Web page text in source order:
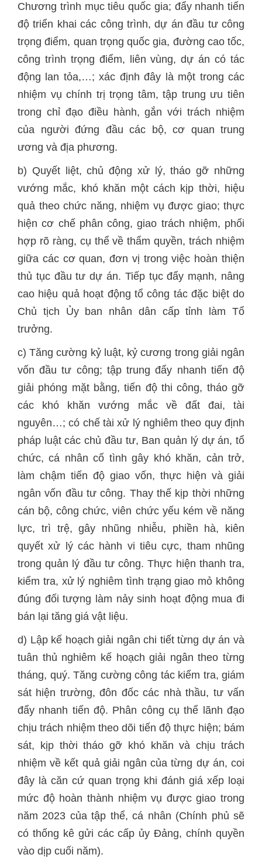
Chương trình mục tiêu quốc gia; đẩy nhanh tiến
độ triển khai các công trình, dự án đầu tư công
trọng điểm, quan trọng quốc gia, đường cao tốc,
công trình trọng điểm, liên vùng, dự án có tác
động lan tỏa,…; xác định đây là một trong các
nhiệm vụ chính trị trọng tâm, tập trung ưu tiên
trong chỉ đạo điều hành, gắn với trách nhiệm
của người đứng đầu các bộ, cơ quan trung
ương và địa phương.
b) Quyết liệt, chủ động xử lý, tháo gỡ những
vướng mắc, khó khăn một cách kịp thời, hiệu
quả theo chức năng, nhiệm vụ được giao; thực
hiện cơ chế phân công, giao trách nhiệm, phối
hợp rõ ràng, cụ thể về thẩm quyền, trách nhiệm
giữa các cơ quan, đơn vị trong việc hoàn thiện
thủ tục đầu tư dự án. Tiếp tục đẩy mạnh, nâng
cao hiệu quả hoạt động tổ công tác đặc biệt do
Chủ tịch Ủy ban nhân dân cấp tỉnh làm Tổ
trưởng.
c) Tăng cường kỷ luật, kỷ cương trong giải ngân
vốn đầu tư công; tập trung đẩy nhanh tiến độ
giải phóng mặt bằng, tiến độ thi công, tháo gỡ
các khó khăn vướng mắc về đất đai, tài
nguyên…; có chế tài xử lý nghiêm theo quy định
pháp luật các chủ đầu tư, Ban quản lý dự án, tổ
chức, cá nhân cố tình gây khó khăn, cản trở,
làm chậm tiến độ giao vốn, thực hiện và giải
ngân vốn đầu tư công. Thay thế kịp thời những
cán bộ, công chức, viên chức yếu kém về năng
lực, trì trệ, gây nhũng nhiễu, phiền hà, kiên
quyết xử lý các hành vi tiêu cực, tham nhũng
trong quản lý đầu tư công. Thực hiện thanh tra,
kiểm tra, xử lý nghiêm tình trạng giao mỏ không
đúng đối tượng làm nảy sinh hoạt động mua đi
bán lại tăng giá vật liệu.
d) Lập kế hoạch giải ngân chi tiết từng dự án và
tuân thủ nghiêm kế hoạch giải ngân theo từng
tháng, quý. Tăng cường công tác kiểm tra, giám
sát hiện trường, đôn đốc các nhà thầu, tư vấn
đẩy nhanh tiến độ. Phân công cụ thể lãnh đạo
chịu trách nhiệm theo dõi tiến độ thực hiện; bám
sát, kịp thời tháo gỡ khó khăn và chịu trách
nhiệm về kết quả giải ngân của từng dự án, coi
đây là căn cứ quan trọng khi đánh giá xếp loại
mức độ hoàn thành nhiệm vụ được giao trong
năm 2023 của tập thể, cá nhân (Chính phủ sẽ
có thống kê gửi các cấp ủy Đảng, chính quyền
vào dịp cuối năm).